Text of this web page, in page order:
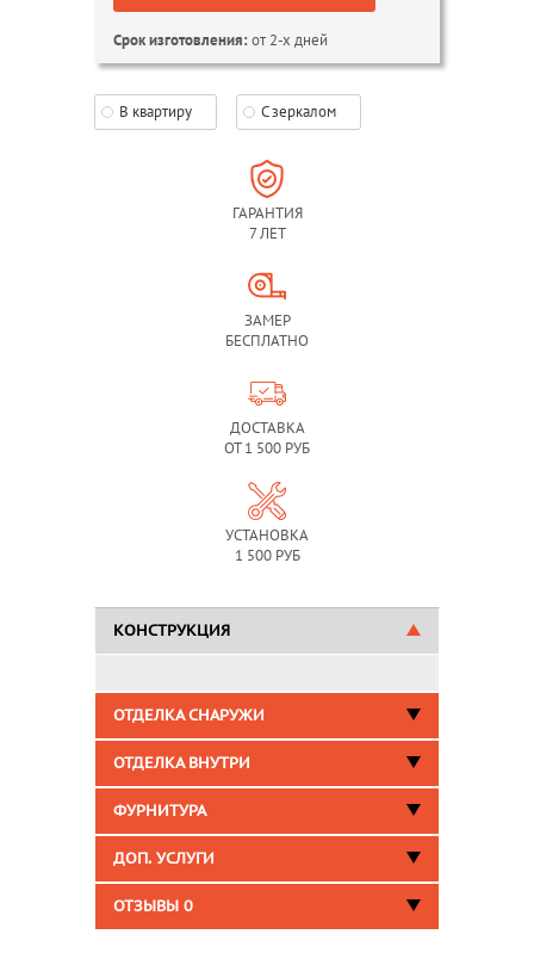
Срок изготовления:от 2-х дней
В квартиру С зеркалом
ГАРАНТИЯ
7 ЛЕТ
ЗАМЕР
БЕСПЛАТНО
ДОСТАВКА
ОТ 1 500 РУБ
УСТАНОВКА
1 500 РУБ
КОНСТРУКЦИЯ
ОТДЕЛКА СНАРУЖИ
ОТДЕЛКА ВНУТРИ
ФУРНИТУРА
ДОП. УСЛУГИ
ОТЗЫВЫ 0